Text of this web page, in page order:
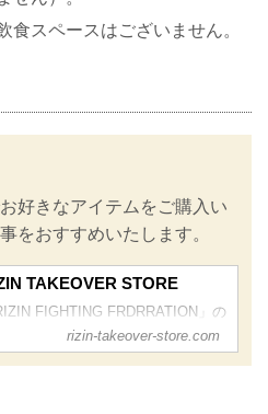
食スペースはございません。
好きなアイテムをご購入い
をおすすめいたします。
TAKEOVER STORE
FIGHTING FRDRRATION」の
グッズ販売サイトです。
選手とのコラボレーションやイベ
rizin-takeover-store.com